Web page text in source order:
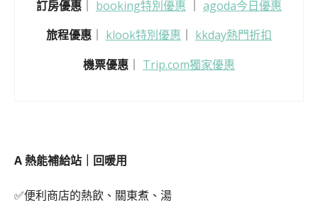
訂房優惠 booking特別優惠
agoda今日優惠
旅程優惠
klook特別優惠
kkday熱門折扣
機票優惠
Trip.com獨家優惠
A 熱能補給站｜回暖用
✅便利商店的熱飲、關東煮、湯